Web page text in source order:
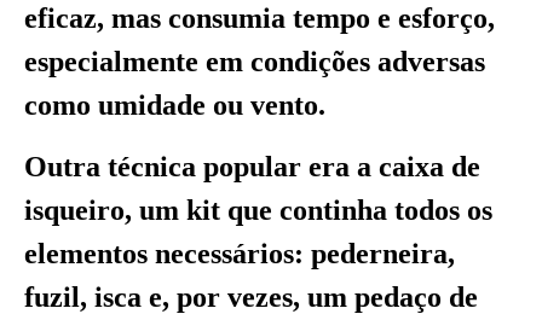
eficaz, mas consumia tempo e esforço,
especialmente em condições adversas
como umidade ou vento.
Outra técnica popular era a caixa de
isqueiro, um kit que continha todos os
elementos necessários: pederneira,
fuzil, isca e, por vezes, um pedaço de